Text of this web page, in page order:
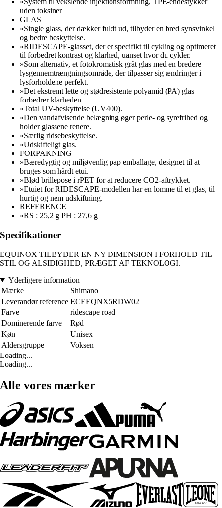
»System til vekslende injektionsformning, TPE-endestykker
uden toksiner
GLAS
»Single glass, der dækker fuldt ud, tilbyder en bred synsvinkel
og bedre beskyttelse.
»RIDESCAPE-glasset, der er specifikt til cykling og optimeret
til forbedret kontrast og klarhed, uanset hvor du cykler.
»Som alternativ, et fotokromatisk gråt glas med en bredere
lysgennemtrængningsområde, der tilpasser sig ændringer i
lysforholdene perfekt.
»Det ekstremt lette og stødresistente polyamid (PA) glas
forbedrer klarheden.
»Total UV-beskyttelse (UV400).
»Den vandafvisende belægning øger perle- og syrefrihed og
holder glassene renere.
»Særlig ridsebeskyttelse.
»Udskifteligt glas.
FORPAKNING
»Bæredygtig og miljøvenlig pap emballage, designet til at
bruges som hårdt etui.
»Blød brillepose i rPET for at reducere CO2-aftrykket.
»Etuiet for RIDESCAPE-modellen har en lomme til et glas, til
hurtig og nem udskiftning.
REFERENCE
»RS : 25,2 g PH : 27,6 g
Specifikationer
EQUINOX TILBYDER EN NY DIMENSION I FORHOLD TIL
STIL OG ALSIDIGHED, PRÆGET AF TEKNOLOGI.
Yderligere information
Mærke
Shimano
Leverandør reference ECEEQNX5RDW02
Farve
ridescape road
Dominerende farve
Rød
Køn
Unisex
Aldersgruppe
Voksen
Loading...
Loading...
Alle vores mærker